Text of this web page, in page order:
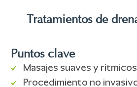
Tratamientos de
Puntos clave
Masajes suaves y
Procedimiento no